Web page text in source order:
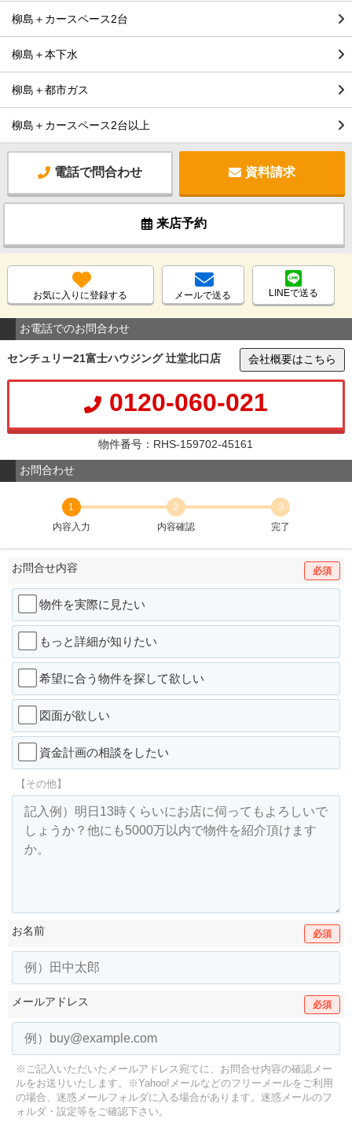
柳島＋カースペース2台
柳島＋本下水
柳島＋都市ガス
柳島＋カースペース2台以上
電話で問合わせ 資料請求
来店予約
お気に入りに登録する メールで送る LINEで送る
お電話でのお問合わせ
センチュリー21富士ハウジング 辻堂北口店 会社概要はこちら
0120-060-021
物件番号：RHS-159702-45161
お問合わせ
1
内容入力
2
内容確認
3
完了
お問合せ内容 必須
物件を実際に見たい
もっと詳細が知りたい
希望に合う物件を探して欲しい
図面が欲しい
資金計画の相談をしたい
【その他】
お名前 必須
メールアドレス 必須
※ご記入いただいたメールアドレス宛てに、お問合せ内容の確認メー
ルをお送りいたします。
※Yahoo!メールなどのフリーメールをご利用
の場合、迷惑メールフォルダに入る場合があります。 迷惑メールのフ
ォルダ・設定等をご確認下さい。